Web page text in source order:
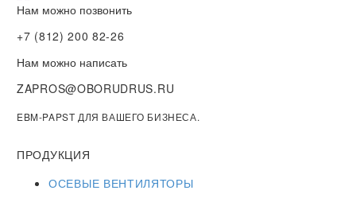
Нам можно позвонить
+7 (812) 200 82-26
Нам можно написать
ZAPROS@OBORUDRUS.RU
EBM-PAPST ДЛЯ ВАШЕГО БИЗНЕСА.
ПРОДУКЦИЯ
ОСЕВЫЕ ВЕНТИЛЯТОРЫ